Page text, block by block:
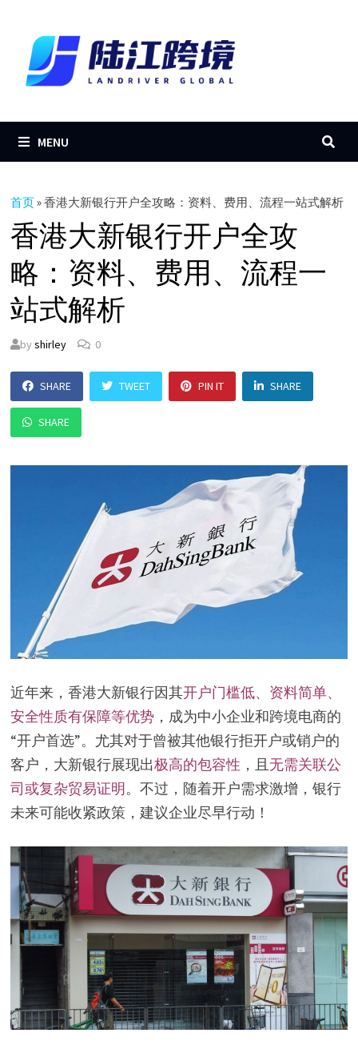
content
MENU
首页»香港大新银行开户全攻略：资料、费用、流程一站式解析
香港大新银行开户全攻
略：资料、费用、流程一
站式解析
byshirley 0
SHARE TWEET PIN IT SHARE
SHARE
近年来，香港大新银行因其开户门槛低、资料简单、
安全性质有保障等优势 ，成为中小企业和跨境电商的
“开户首选”。尤其对于曾被其他银行拒开户或销户的
客户，大新银行展现出极高的包容性 ，且 无需关联公
司或复杂贸易证明。不过，随着开户需求激增，银行
未来可能收紧政策，建议企业尽早行动！